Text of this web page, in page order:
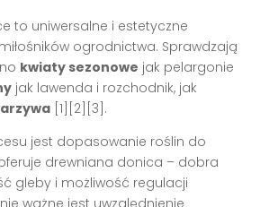
to uniwersalne i estetyczne
ogrodnictwa. Sprawdzają
kwiaty sezonowe jak pelargonie
jak lawenda i rozchodnik, jak
[1][2][3].
jest dopasowanie roślin do
drewniana donica – dobra
gleby i możliwość regulacji